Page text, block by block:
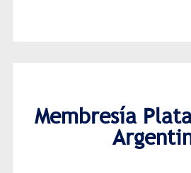
Membresía